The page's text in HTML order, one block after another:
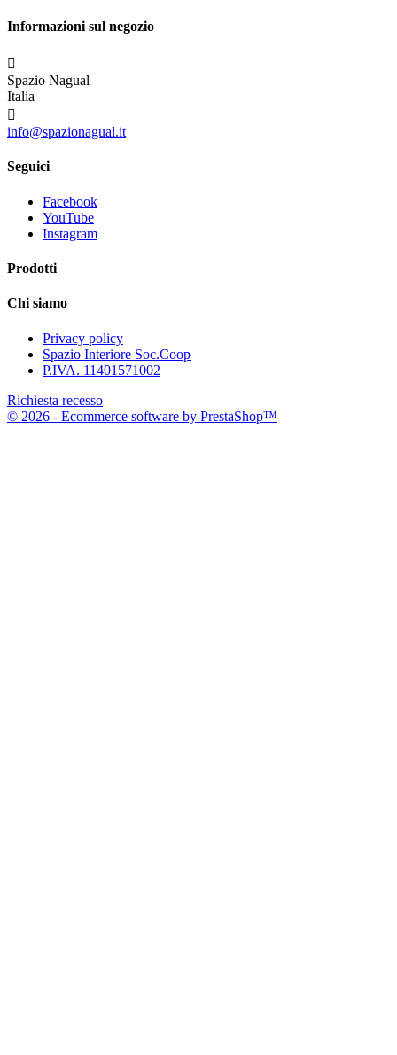
Informazioni sul negozio

Spazio Nagual
Italia

info@spazionagual.it
Seguici
Facebook
YouTube
Instagram
Prodotti
Chi siamo
Privacy policy
Spazio Interiore Soc.Coop
P.IVA. 11401571002
Richiesta recesso
© 2026 - Ecommerce software by PrestaShop™